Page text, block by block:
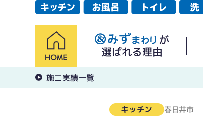
が
選ばれる理由
施工実績一覧
キッチン 春日井市